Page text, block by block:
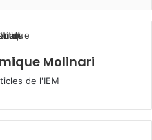
Molinari
de l'IEM